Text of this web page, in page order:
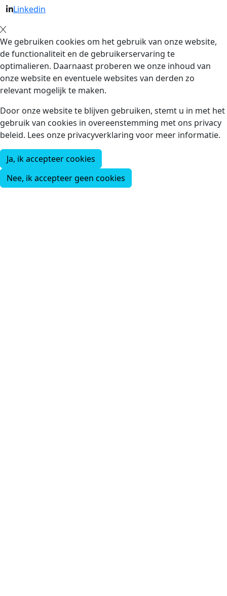
Linkedin
We gebruiken cookies om het gebruik van onze website,
de functionaliteit en de gebruikerservaring te
optimalieren. Daarnaast proberen we onze inhoud van
onze website en eventuele websites van derden zo
relevant mogelijk te maken.
Door onze website te blijven gebruiken, stemt u in met het
gebruik van cookies in overeenstemming met ons privacy
beleid. Lees onze privacyverklaring voor meer informatie.
Ja, ik accepteer cookies
Nee, ik accepteer geen cookies